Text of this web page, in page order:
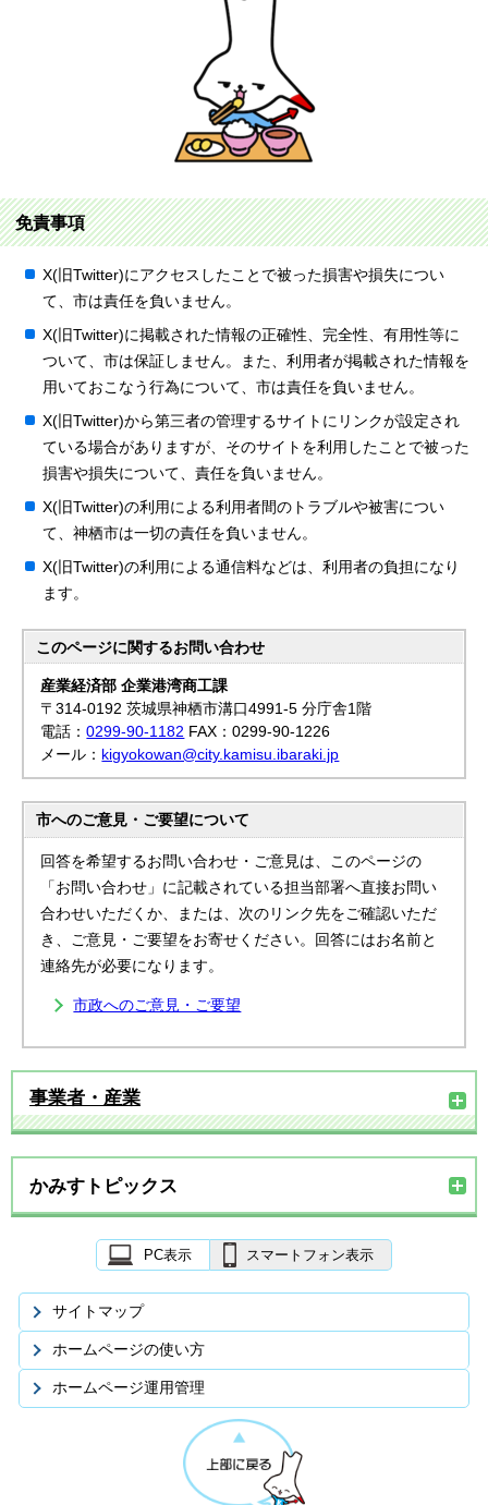
免責事項
X(旧Twitter)にアクセスしたことで被った損害や損失につい
て、市は責任を負いません。
X(旧Twitter)に掲載された情報の正確性、完全性、有用性等に
ついて、市は保証しません。また、利用者が掲載された情報を
用いておこなう行為について、市は責任を負いません。
X(旧Twitter)から第三者の管理するサイトにリンクが設定され
ている場合がありますが、そのサイトを利用したことで被った
損害や損失について、責任を負いません。
X(旧Twitter)の利用による利用者間のトラブルや被害につい
て、神栖市は一切の責任を負いません。
X(旧Twitter)の利用による通信料などは、利用者の負担になり
ます。
このページに関するお問い合わせ
産業経済部 企業港湾商工課
〒314-0192 茨城県神栖市溝口4991-5 分庁舎1階
電話：0299-90-1182 FAX：0299-90-1226
メール： kigyokowan@city.kamisu.ibaraki.jp
市へのご意見・ご要望について
回答を希望するお問い合わせ・ご意見は、このページの
「お問い合わせ」に記載されている担当部署へ直接お問い
合わせいただくか、または、次のリンク先をご確認いただ
き、ご意見・ご要望をお寄せください。回答にはお名前と
連絡先が必要になります。
市政へのご意見・ご要望
事業者・産業
かみすトピックス
PC表示 スマートフォン表示
サイトマップ
ホームページの使い方
ホームページ運用管理